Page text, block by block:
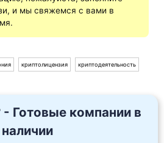
и мы свяжемся с вами в
криптолицензия криптодеятельность
Готовые компании в
наличии